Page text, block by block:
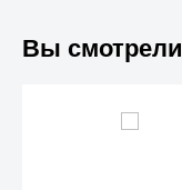
Вы смотрели